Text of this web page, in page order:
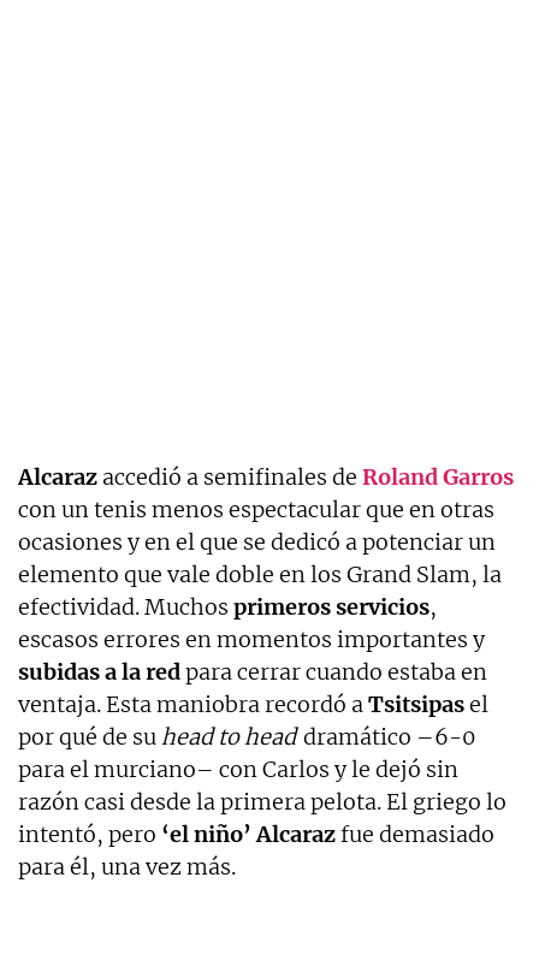
Alcaraz accedió a semifinales de Roland Garros
con un tenis menos espectacular que en otras
ocasiones y en el que se dedicó a potenciar un
elemento que vale doble en los Grand Slam, la
efectividad. Muchos primeros servicios,
escasos errores en momentos importantes y
subidas a la redpara cerrar cuando estaba en
ventaja. Esta maniobra recordó aTsitsipasel
por qué de suhead to headdramático –6-0
para el murciano– con Carlos y le dejó sin
razón casi desde la primera pelota. El griego lo
intentó, pero ‘el niño’ Alcarazfue demasiado
para él, una vez más.